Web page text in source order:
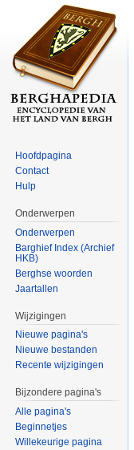
Hoofdpagina
Contact
Hulp
Onderwerpen
Onderwerpen
Barghief Index (Archief
HKB)
Berghse woorden
Jaartallen
Wijzigingen
Nieuwe pagina's
Nieuwe bestanden
Recente wijzigingen
Bijzondere pagina's
Alle pagina's
Beginnetjes
Willekeurige pagina